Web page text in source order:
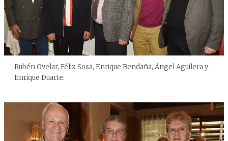
Rubén Ovelar, Félix Sosa, Enrique Bendaña, Ángel Aguilera y
Enrique Duarte.